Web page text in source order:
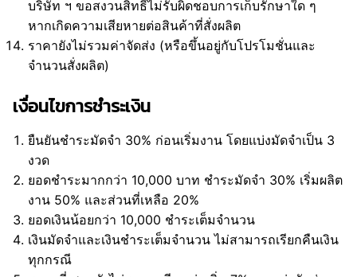
บริษัท ฯ ขอสงวนสิทธิ์ไม่รับผิดชอบการเก็บรักษาใด ๆ
หากเกิดความเสียหายต่อสินค้าที่สั่งผลิต
ราคายังไม่รวมค่าจัดส่ง (หรือขึ้นอยู่กับโปรโมชั่นและ
จำนวนสั่งผลิต)
เงื่อนไขการชำระเงิน
ยืนยันชำระมัดจำ 30% ก่อนเริ่มงาน โดยแบ่งมัดจำเป็น 3
งวด
ยอดชำระมากกว่า 10,000 บาท ชำระมัดจำ 30% เริ่มผลิต
งาน 50% และส่วนที่เหลือ 20%
ยอดเงินน้อยกว่า 10,000 ชำระเต็มจำนวน
เงินมัดจำและเงินชำระเต็มจำนวน ไม่สามารถเรียกคืนเงิน
ทุกกรณี